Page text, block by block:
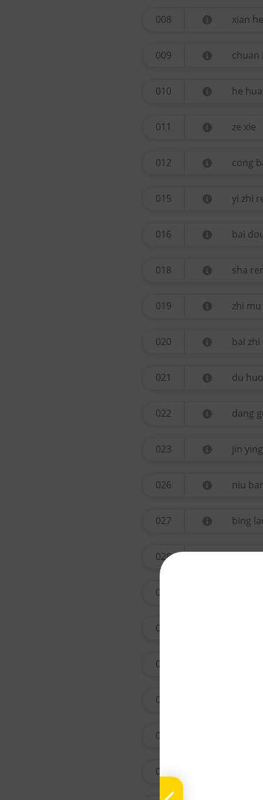
008 xian
009 chuan
010 he
011 ze xie
012 cong
015 yi zhi
016 bai
018 sha
019 zhi mu
020 bai zhi
021 du huo
022 dang
023 jin
026 niu
027 bing
028
029
031
033
034
037
038